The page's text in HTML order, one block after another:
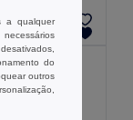
Carrinho
a qualquer
do
outros